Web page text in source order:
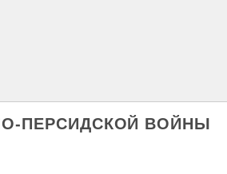
ПЕРСИДСКОЙ ВОЙНЫ